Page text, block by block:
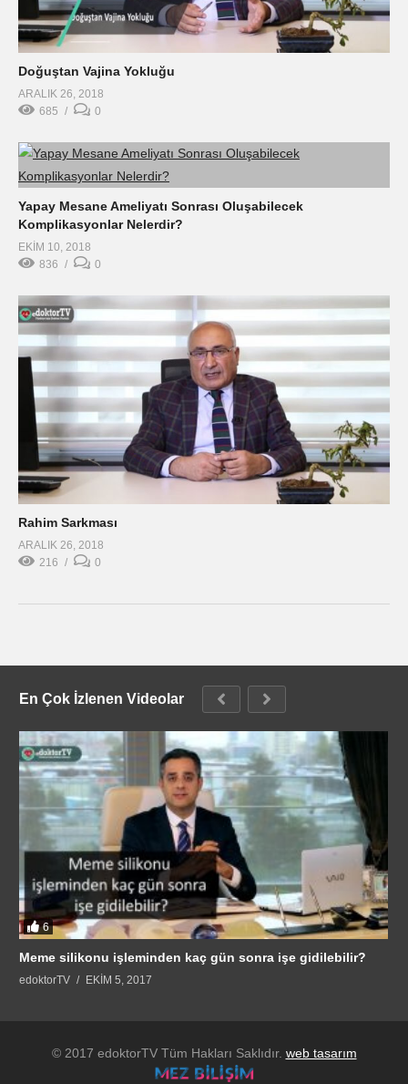
Doğuştan Vajina Yokluğu
ARALIK 26, 2018
685
0
Yapay Mesane Ameliyatı Sonrası Oluşabilecek
Komplikasyonlar Nelerdir?
EKIM 10, 2018
836
0
Rahim Sarkması
ARALIK 26, 2018
216
0
En Çok İzlenen Videolar
6
Meme silikonu işleminden kaç gün sonra işe gidilebilir?
edoktorTV EKIM 5, 2017
© 2017 edoktorTV Tüm Hakları Saklıdır. web tasarım